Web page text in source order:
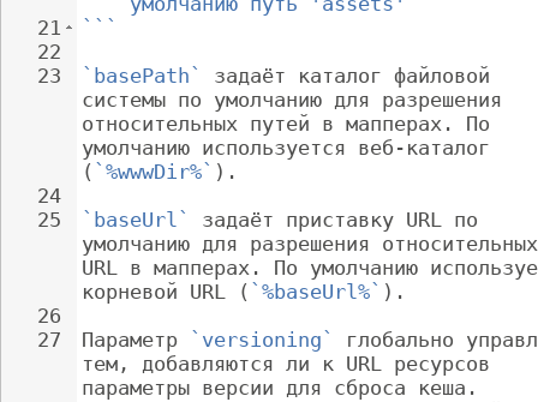
21
22
23
24
25
26
27
```
`basePath`
задаёт каталог файловой
системы по умолчанию для разрешения
относительных путей в мапперах. По
умолчанию используется веб-каталог
( `%wwwDir%` ).
`baseUrl`
задаёт приставку URL по
умолчанию для разрешения
URL в мапперах. По умолчанию
корневой URL ( `%baseUrl%` ).
Параметр
`versioning`
глобально
тем, добавляются ли к URL ресурсов
параметры версии для сброса кеша.